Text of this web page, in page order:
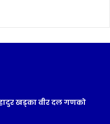
खड्का वीर दल गणको